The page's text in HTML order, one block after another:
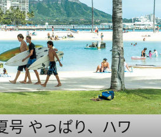
号 やっぱり、ハワ